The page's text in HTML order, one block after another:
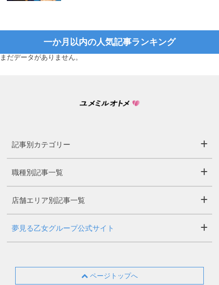
一か月以内の人気記事ランキング
まだデータがありません。
記事別カテゴリー
職種別記事一覧
店舗エリア別記事一覧
夢見る乙女グループ公式サイト
ページトップへ